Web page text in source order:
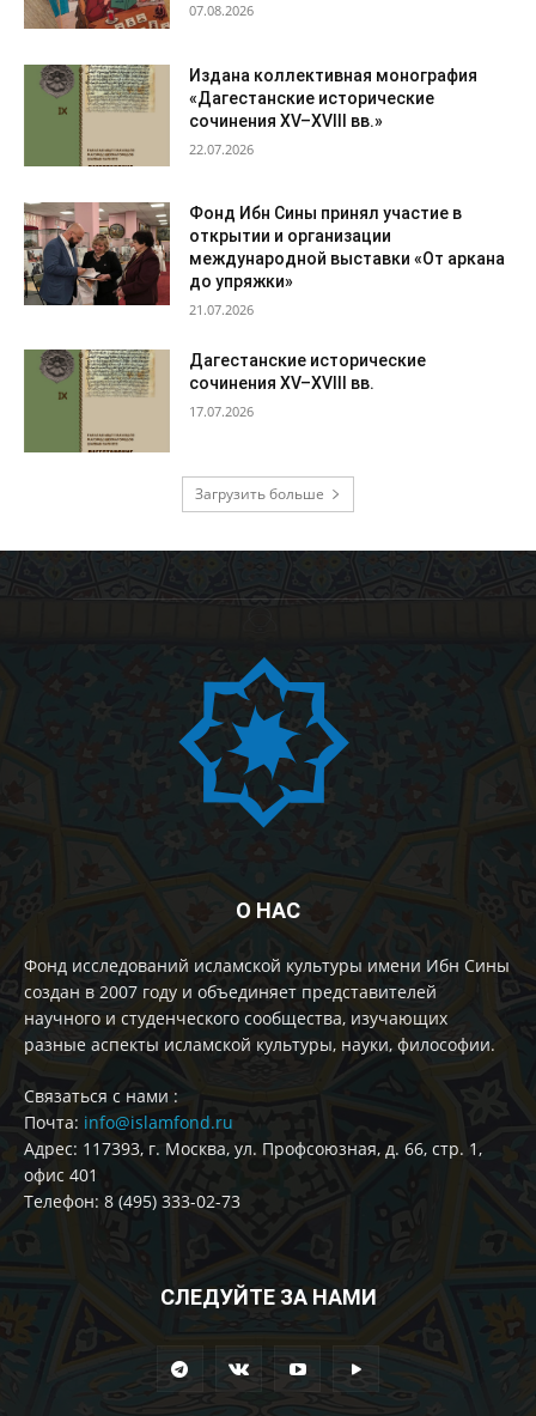
07.08.2026
Издана коллективная монография
«Дагестанские исторические
сочинения XV–XVIII вв.»
22.07.2026
Фонд Ибн Сины принял участие в
открытии и организации
международной выставки «От аркана
до упряжки»
21.07.2026
Дагестанские исторические
сочинения XV–XVIII вв.
17.07.2026
Загрузить больше
О НАС
Фонд исследований исламской культуры имени Ибн Сины
создан в 2007 году и объединяет представителей
научного и студенческого сообщества, изучающих
разные аспекты исламской культуры, науки, философии.
Cвязаться с нами :
Почта: info@islamfond.ru
Адрес: 117393, г. Москва, ул. Профсоюзная, д. 66, стр. 1,
офис 401
Телефон: 8 (495) 333-02-73
СЛЕДУЙТЕ ЗА НАМИ